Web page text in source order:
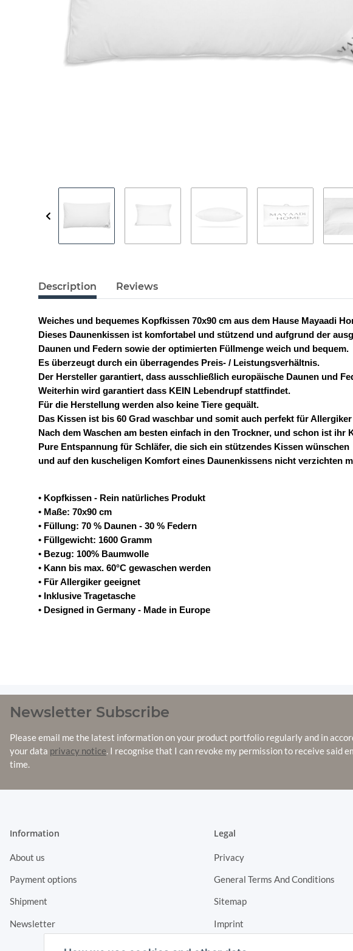
Description Reviews
Weiches und bequemes Kopfkissen 70x90 cm aus dem Hause Mayaadi
Dieses Daunenkissen ist komfortabel und stützend und aufgrund der
Daunen und Federn sowie der optimierten Füllmenge weich und bequem.
Es überzeugt durch ein überragendes Preis- / Leistungsverhältnis.
Der Hersteller garantiert, dass ausschließlich europäische Daunen und
Weiterhin wird garantiert dass KEIN Lebendrupf stattfindet.
Für die Herstellung werden also keine Tiere gequält.
Das Kissen ist bis 60 Grad waschbar und somit auch perfekt für
Nach dem Waschen am besten einfach in den Trockner, und schon ist
Pure Entspannung für Schläfer, die sich ein stützendes Kissen wünschen
und auf den kuscheligen Komfort eines Daunenkissens nicht verzichten
• Kopfkissen - Rein natürliches Produkt
• Maße: 70x90 cm
• Füllung: 70 % Daunen - 30 % Federn
• Füllgewicht: 1600 Gramm
• Bezug: 100% Baumwolle
• Kann bis max. 60°C gewaschen werden
• Für Allergiker geeignet
• Inklusive Tragetasche
• Designed in Germany - Made in Europe
Newsletter Subscribe
Please email me the latest information on your product portfolio regularly and in
your data privacy notice. I recognise that I can revoke my permission to receive said
time.
Information
About us
Payment options
Shipment
Newsletter
Legal
Privacy
General Terms And Conditions
Sitemap
Imprint